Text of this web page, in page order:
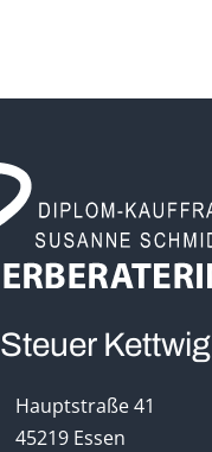
Steuer Kettwig
Hauptstraße 41
45219 Essen